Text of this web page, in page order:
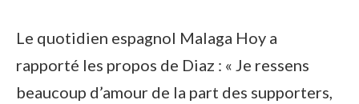
Le quotidien espagnol Malaga Hoy a
rapporté les propos de Diaz : « Je ressens
beaucoup d’amour de la part des supporters,